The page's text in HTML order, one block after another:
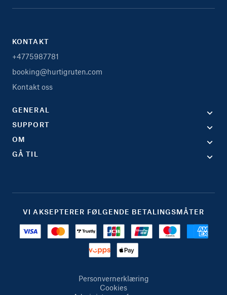
KONTAKT
+4775987781
booking@hurtigruten.com
Kontakt oss
GENERAL
SUPPORT
OM
GÅ TIL
VI AKSEPTERER FØLGENDE BETALINGSMÅTER
Personvernerklæring
Cookies